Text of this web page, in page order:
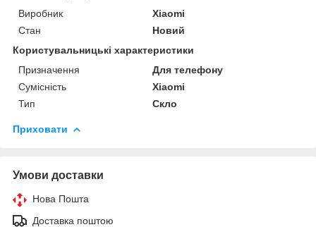
Виробник
Xiaomi
Стан
Новий
Користувальницькі характеристики
Призначення
Для телефону
Сумісність
Xiaomi
Тип
Скло
Приховати
Умови доставки
Нова Пошта
Доставка поштою